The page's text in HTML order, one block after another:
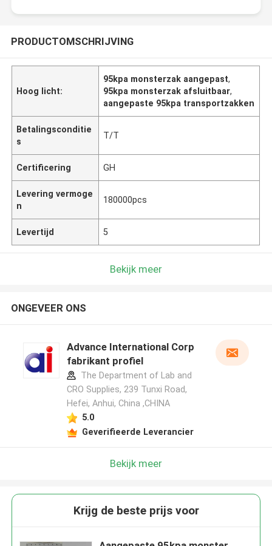
PRODUCTOMSCHRIJVING
Hoog licht:
95kpa monsterzak aangepast,
95kpa monsterzak afsluitbaar,
aangepaste 95kpa transportzakken
Betalingsconditie
s
T/T
Certificering GH
Levering vermoge
n
180000pcs
Levertijd 5
Bekijk meer
ONGEVEER ONS
Advance International Corp
fabrikant profiel
The Department of Lab and
CRO Supplies, 239 Tunxi Road,
Hefei, Anhui, China ,CHINA
5.0
Geverifieerde Leverancier
Bekijk meer
Krijg de beste prijs voor